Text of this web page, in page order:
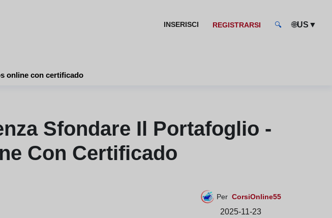
INSERISCI REGISTRARSI 🔍 🌐US ▼
il portafoglio - cursos baratos online con certificado
Sfondare Il Portafoglio -
Con Certificado
Per CorsiOnline55
2025-11-23